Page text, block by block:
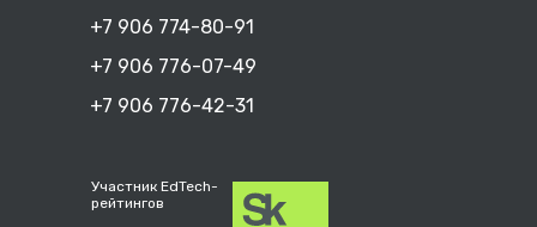
Участник EdTech-
рейтингов
+7 906 774-80-91
+7 906 776-07-49
+7 906 776-42-31